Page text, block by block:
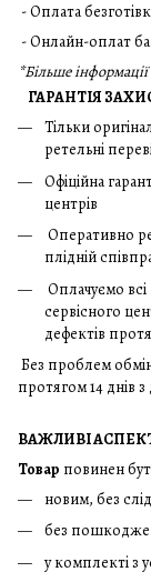
- Оплата
- Онлайн-оплат
*Більше
ГАРАНТІЯ
Тільки
ретельні
Офіційна
центрів
Оперативно
плідній
Оплачуємо
сервісного
дефектів
Без проблем
протягом 14 днів
ВАЖЛИВІ
Товар повинен
новим, без
без
у комплекті з